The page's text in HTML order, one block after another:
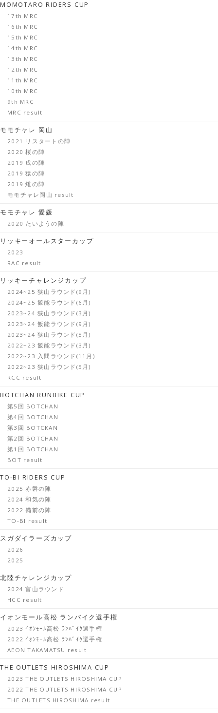
MOMOTARO RIDERS CUP
17th MRC
16th MRC
15th MRC
14th MRC
13th MRC
12th MRC
11th MRC
10th MRC
9th MRC
MRC result
モモチャレ 岡山
2021 リスタートの陣
2020 桜の陣
2019 戌の陣
2019 猿の陣
2019 雉の陣
モモチャレ岡山 result
モモチャレ 愛媛
2020 たいようの陣
リッキーオールスターカップ
2023
RAC result
リッキーチャレンジカップ
2024~25 狭山ラウンド(9月)
2024~25 飯能ラウンド(6月)
2023~24 狭山ラウンド(3月)
2023~24 飯能ラウンド(9月)
2023~24 狭山ラウンド(5月)
2022~23 飯能ラウンド(3月)
2022~23 入間ラウンド(11月)
2022~23 狭山ラウンド(5月)
RCC result
BOTCHAN RUNBIKE CUP
第5回 BOTCHAN
第4回 BOTCHAN
第3回 BOTCKAN
第2回 BOTCHAN
第1回 BOTCHAN
BOT result
TO-BI RIDERS CUP
2025 赤磐の陣
2024 和気の陣
2022 備前の陣
TO-BI result
スガダイラーズカップ
2026
2025
北陸チャレンジカップ
2024 富山ラウンド
HCC result
イオンモール高松 ランバイク選手権
2023 ｲｵﾝﾓｰﾙ高松 ﾗﾝﾊﾞｲｸ選手権
2022 ｲｵﾝﾓｰﾙ高松 ﾗﾝﾊﾞｲｸ選手権
AEON TAKAMATSU result
THE OUTLETS HIROSHIMA CUP
2023 THE OUTLETS HIROSHIMA CUP
2022 THE OUTLETS HIROSHIMA CUP
THE OUTLETS HIROSHIMA result